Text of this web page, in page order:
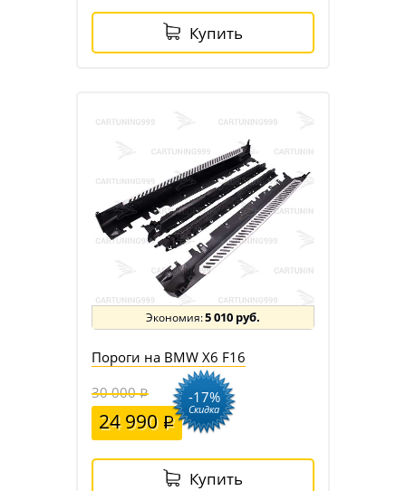
Купить
5 010 руб.
Пороги на BMW X6 F16
30 000
24 990
-17%
Скидка
Купить